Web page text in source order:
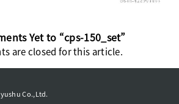
Yet to “cps-150_set”
are closed for this article.
Co.,Ltd.